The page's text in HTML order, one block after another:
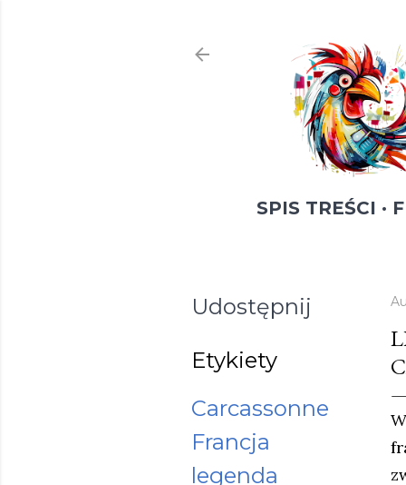
SPIS TREŚCI
Udostępnij
Etykiety
Carcassonne
Francja
legenda